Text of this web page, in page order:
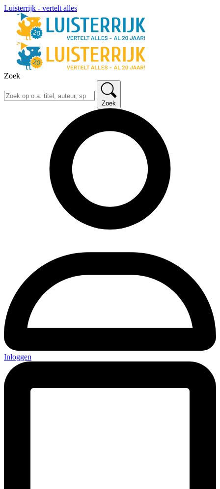
Luisterrijk - vertelt alles
Zoek
Zoek
Inloggen